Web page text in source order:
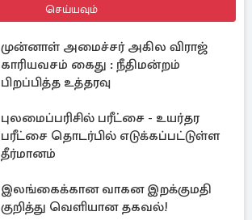
செய்யவும்
முன்னாள் அமைச்சர் அகில விராஜ்
காரியவசம் கைது : நீதிமன்றம்
பிறப்பித்த உத்தரவு
புலமைப்பரிசில் பரீட்சை - உயர்தர
பரீட்சை தொடர்பில் எடுக்கப்பட்டுள்ள
தீர்மானம்
இலங்கைக்கான வாகன இறக்குமதி
குறித்து வெளியான தகவல்!